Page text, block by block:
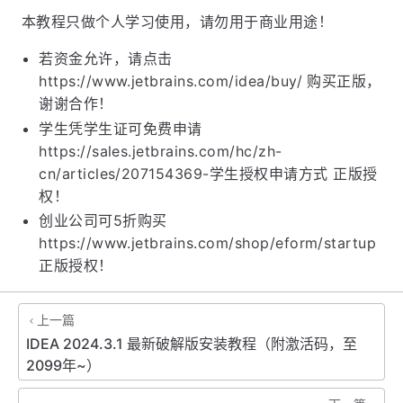
本教程只做个人学习使用，请勿用于商业用途！
若资金允许，请点击
https://www.jetbrains.com/idea/buy/ 购买正版，
谢谢合作！
学生凭学生证可免费申请
https://sales.jetbrains.com/hc/zh-
cn/articles/207154369-学生授权申请方式 正版授
权！
创业公司可5折购买
https://www.jetbrains.com/shop/eform/startup
正版授权！
上一篇
IDEA 2024.3.1 最新破解版安装教程（附激活码，至
2099年~）